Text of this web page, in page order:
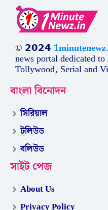
© 𝟮𝟬𝟮𝟰
news portal dedicated
Tollywood, Serial and
বাংলা বিনোদন
সিরিয়াল
টলিউড
বলিউড
সাইট পেজ
About Us
Privacy Policy